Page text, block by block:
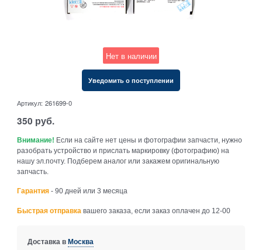
Нет в наличии
Уведомить о поступлении
Артикул: 261699-0
350 руб.
Внимание! Если на сайте нет цены и фотографии запчасти, нужно
разобрать устройство и прислать маркировку (фотографию) на
нашу эл.почту. Подберем аналог или закажем оригинальную
запчасть.
Гарантия - 90 дней или 3 месяца
Быстрая отправка вашего заказа, если заказ оплачен до 12-00
Доставка вМосква